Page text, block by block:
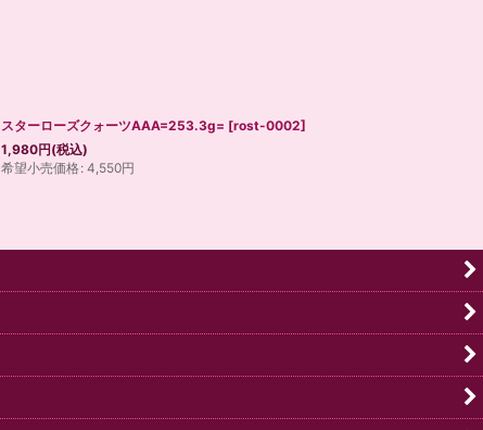
スターローズクォーツAAA=253.3g= [rost-0002]
1,980円(税込)
希望小売価格: 4,550円